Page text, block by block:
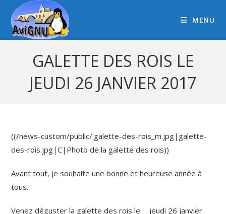
MENU
GALETTE DES ROIS LE
JEUDI 26 JANVIER 2017
((/news-custom/public/.galette-des-rois_m.jpg|galette-
des-rois.jpg|C|Photo de la galette des rois))
Avant tout, je souhaite une bonne et heureuse année à
tous.
Venez déguster la galette des rois le __jeudi 26 janvier